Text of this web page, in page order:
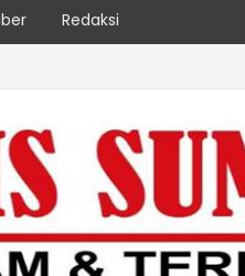
Redaksi